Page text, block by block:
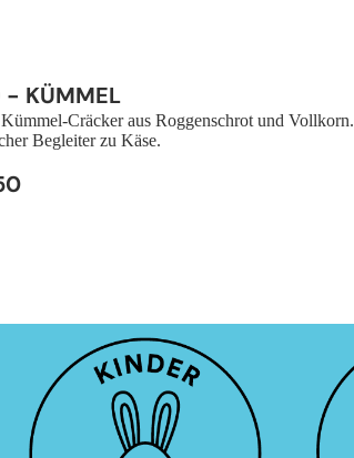
- KÜMMEL
Cräcker aus Roggenschrot und Vollkorn.
Begleiter zu Käse.